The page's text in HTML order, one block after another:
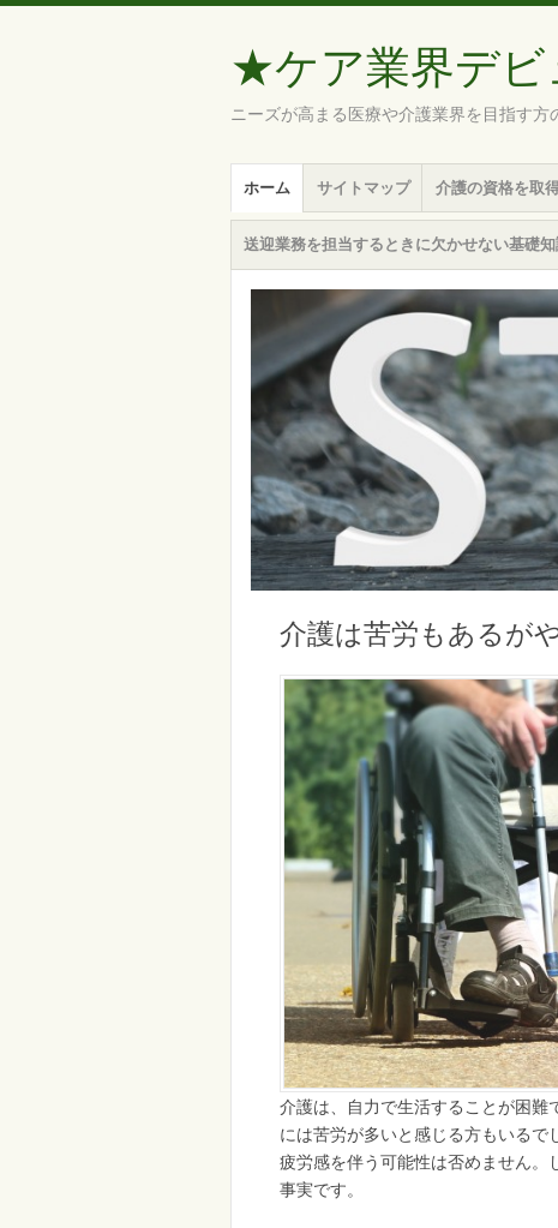
★ケア業界デ
ニーズが高まる医療や介護業界を目指す方
メ
ニ
ュ
ー
コ
ン
テ
ン
ホーム サイトマップ 介護の資格を取
送迎業務を担当するときに欠かせない基礎
介護は苦労もあるが
介護は、自力で生活することが困難
には苦労が多いと感じる方もいるで
疲労感を伴う可能性は否めません。
事実です。